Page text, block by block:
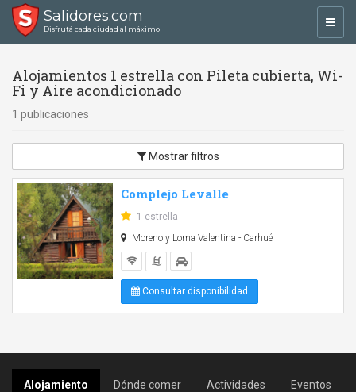
Salidores.com
Disfrutá cada ciudad al máximo
Alojamientos 1 estrella con Pileta cubierta, Wi-
Fi y Aire acondicionado
1 publicaciones
Mostrar filtros
Complejo Levalle
1 estrella
Moreno y Loma Valentina - Carhué
Consultar disponibilidad
Alojamiento Dónde comer Actividades Eventos